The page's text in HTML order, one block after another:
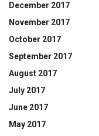
December 2017
November 2017
October 2017
September 2017
August 2017
July 2017
June 2017
May 2017